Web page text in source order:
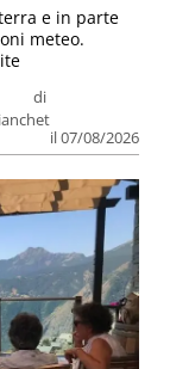
di
il 07/08/2026
e in parte
meteo.